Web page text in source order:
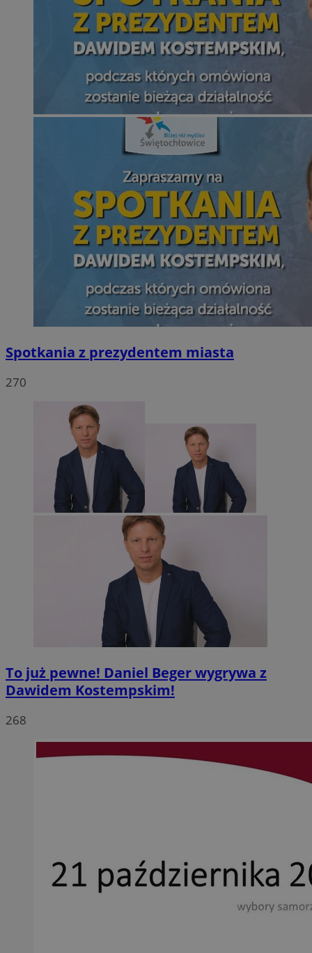
Spotkania z prezydentem miasta
270
To już pewne! Daniel Beger wygrywa z
Dawidem Kostempskim!
268